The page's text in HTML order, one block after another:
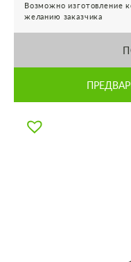
Возможно изготовление
желанию заказчика